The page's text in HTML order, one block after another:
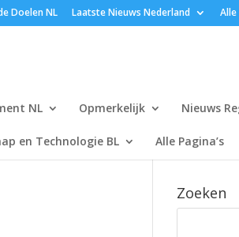
Doelen NL Laatste Nieuws Nederland Alle
NL Opmerkelijk Nieuws
en Technologie BL Alle Pagina’s
Zoeken